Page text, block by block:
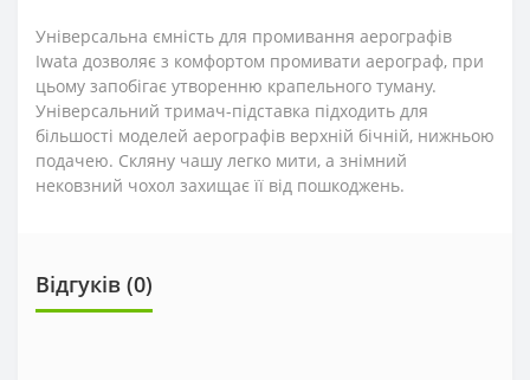
Універсальна ємність для промивання аерографів
Iwata дозволяє з комфортом промивати аерограф, при
цьому запобігає утворенню крапельного туману.
Універсальний тримач-підставка підходить для
більшості моделей аерографів верхній бічній, нижньою
подачею. Скляну чашу легко мити, а знімний
нековзний чохол захищає її від пошкоджень.
Відгуків (0)